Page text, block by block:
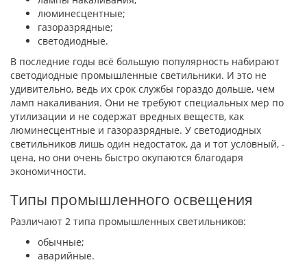
люминесцентные;
газоразрядные;
светодиодные.
В последние годы всё большую популярность набирают
светодиодные промышленные светильники. И это не
удивительно, ведь их срок службы гораздо дольше, чем
ламп накаливания. Они не требуют специальных мер по
утилизации и не содержат вредных веществ, как
люминесцентные и газоразрядные. У светодиодных
светильников лишь один недостаток, да и тот условный, -
цена, но они очень быстро окупаются благодаря
экономичности.
Типы промышленного освещения
Различают 2 типа промышленных светильников:
обычные;
аварийные.